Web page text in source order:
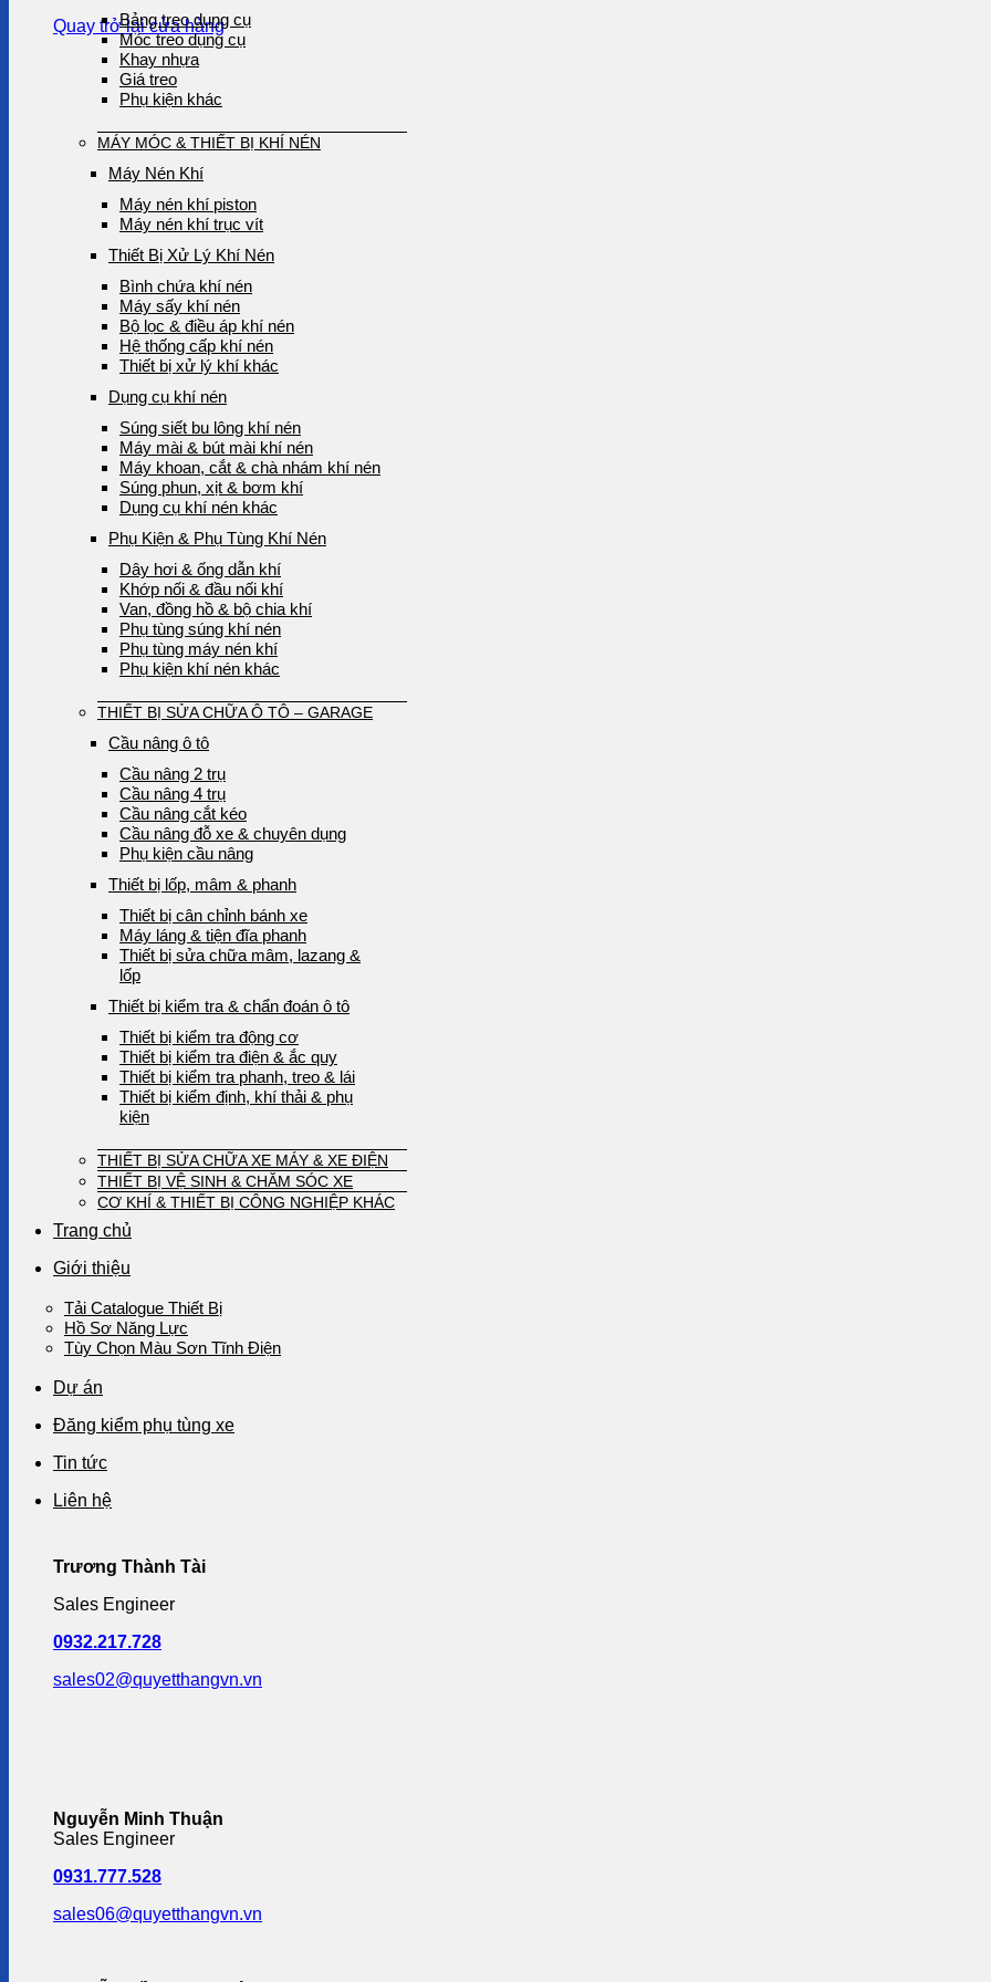
Quay trở lại cửa hàng
Bảng treo dụng cụ
Móc treo dụng cụ
Khay nhựa
Giá treo
Phụ kiện khác
MÁY MÓC & THIẾT BỊ KHÍ NÉN
Máy Nén Khí
Máy nén khí piston
Máy nén khí trục vít
Thiết Bị Xử Lý Khí Nén
Bình chứa khí nén
Máy sấy khí nén
Bộ lọc & điều áp khí nén
Hệ thống cấp khí nén
Thiết bị xử lý khí khác
Dụng cụ khí nén
Súng siết bu lông khí nén
Máy mài & bút mài khí nén
Máy khoan, cắt & chà nhám khí nén
Súng phun, xịt & bơm khí
Dụng cụ khí nén khác
Phụ Kiện & Phụ Tùng Khí Nén
Dây hơi & ống dẫn khí
Khớp nối & đầu nối khí
Van, đồng hồ & bộ chia khí
Phụ tùng súng khí nén
Phụ tùng máy nén khí
Phụ kiện khí nén khác
THIẾT BỊ SỬA CHỮA Ô TÔ – GARAGE
Cầu nâng ô tô
Cầu nâng 2 trụ
Cầu nâng 4 trụ
Cầu nâng cắt kéo
Cầu nâng đỗ xe & chuyên dụng
Phụ kiện cầu nâng
Thiết bị lốp, mâm & phanh
Thiết bị cân chỉnh bánh xe
Máy láng & tiện đĩa phanh
Thiết bị sửa chữa mâm, lazang &
lốp
Thiết bị kiểm tra & chẩn đoán ô tô
Thiết bị kiểm tra động cơ
Thiết bị kiểm tra điện & ắc quy
Thiết bị kiểm tra phanh, treo & lái
Thiết bị kiểm định, khí thải & phụ
kiện
THIẾT BỊ SỬA CHỮA XE MÁY & XE ĐIỆN
THIẾT BỊ VỆ SINH & CHĂM SÓC XE
CƠ KHÍ & THIẾT BỊ CÔNG NGHIỆP KHÁC
Trang chủ
Giới thiệu
Tải Catalogue Thiết Bị
Hồ Sơ Năng Lực
Tùy Chọn Màu Sơn Tĩnh Điện
Dự án
Đăng kiểm phụ tùng xe
Tin tức
Liên hệ
Trương Thành Tài
Sales Engineer
0932.217.728
sales02@quyetthangvn.vn
Nguyễn Minh Thuận
Sales Engineer
0931.777.528
sales06@quyetthangvn.vn